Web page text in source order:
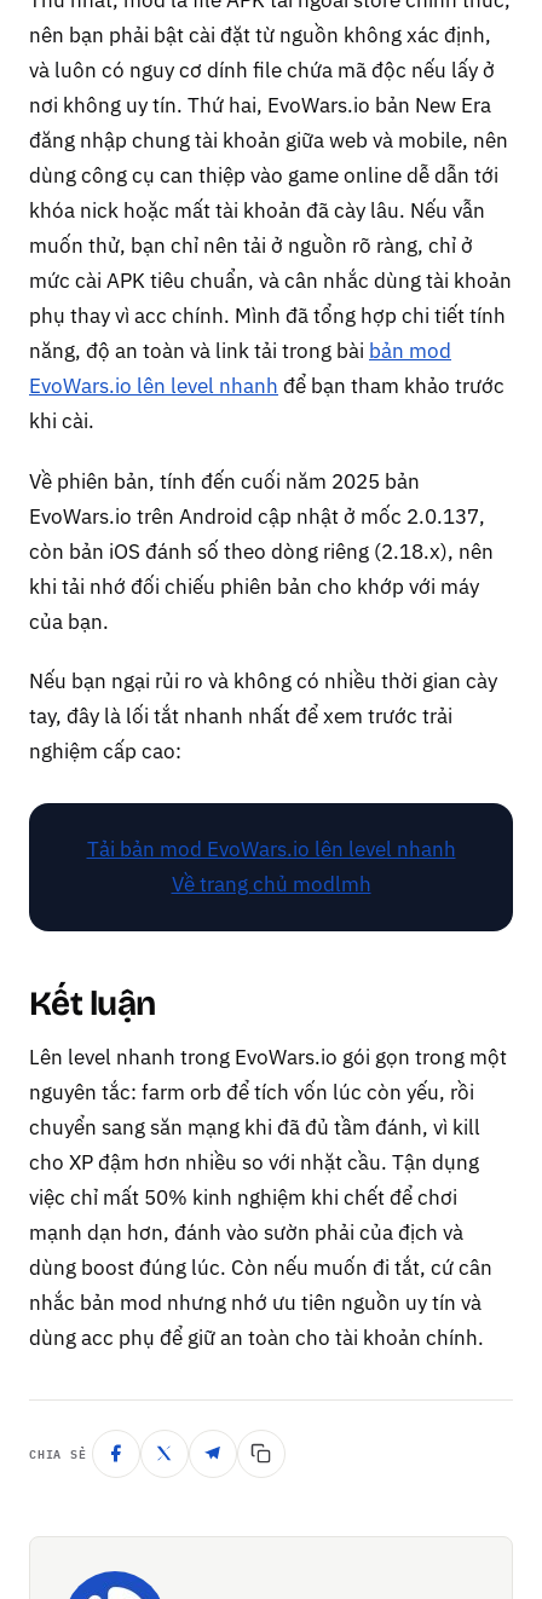
nên bạn phải bật cài đặt từ nguồn không xác định,
và luôn có nguy cơ dính file chứa mã độc nếu lấy ở
nơi không uy tín. Thứ hai, EvoWars.io bản New Era
đăng nhập chung tài khoản giữa web và mobile, nên
dùng công cụ can thiệp vào game online dễ dẫn tới
khóa nick hoặc mất tài khoản đã cày lâu. Nếu vẫn
muốn thử, bạn chỉ nên tải ở nguồn rõ ràng, chỉ ở
mức cài APK tiêu chuẩn, và cân nhắc dùng tài khoản
phụ thay vì acc chính. Mình đã tổng hợp chi tiết tính
năng, độ an toàn và link tải trong bài bản mod
EvoWars.io lên level nhanh để bạn tham khảo trước
khi cài.
Về phiên bản, tính đến cuối năm 2025 bản
EvoWars.io trên Android cập nhật ở mốc 2.0.137,
còn bản iOS đánh số theo dòng riêng (2.18.x), nên
khi tải nhớ đối chiếu phiên bản cho khớp với máy
của bạn.
Nếu bạn ngại rủi ro và không có nhiều thời gian cày
tay, đây là lối tắt nhanh nhất để xem trước trải
nghiệm cấp cao:
Tải bản mod EvoWars.io lên level nhanh
Về trang chủ modlmh
Kết luận
Lên level nhanh trong EvoWars.io gói gọn trong một
nguyên tắc: farm orb để tích vốn lúc còn yếu, rồi
chuyển sang săn mạng khi đã đủ tầm đánh, vì kill
cho XP đậm hơn nhiều so với nhặt cầu. Tận dụng
việc chỉ mất 50% kinh nghiệm khi chết để chơi
mạnh dạn hơn, đánh vào sườn phải của địch và
dùng boost đúng lúc. Còn nếu muốn đi tắt, cứ cân
nhắc bản mod nhưng nhớ ưu tiên nguồn uy tín và
dùng acc phụ để giữ an toàn cho tài khoản chính.
CHIA SẺ